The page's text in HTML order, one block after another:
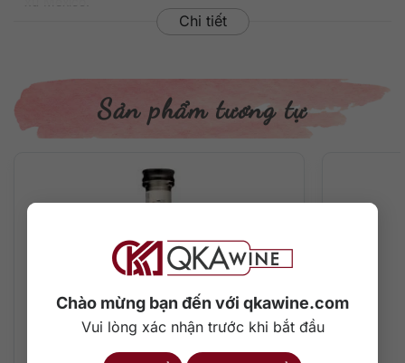
Chào mừng bạn đến với qkawine.com
Vui lòng xác nhận trước khi bắt đầu
Thông tin chi tiết về rượu
Phân loại: Tequila
Tuổi/Hạng rượu: Blanco/Silver
Màu sắc: Trong suốt
Cách thưởng thức: Uống nguyên chất, pha chế cocktail
Hương vị thuần khiết tuyệt vời
Rượu có sự tinh khiết tuyệt vời cùng hương vị sạch sẽ và thể
hiện sắc nét mùi vị cây agave tươi mát. Trên vòm miệng là
chất tequila sống động, xinh tươi, trong trẻo với hương vị
ngọt ngào của agave nướng, hương chanh và một chút gia
vị cay nhẹ sảng khoái. Hậu vị trẻ trung kéo dài trong vòm
Chi tiết
Sản phẩm tương tự